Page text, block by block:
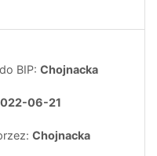
BIP: Chojnacka
06-21
Chojnacka